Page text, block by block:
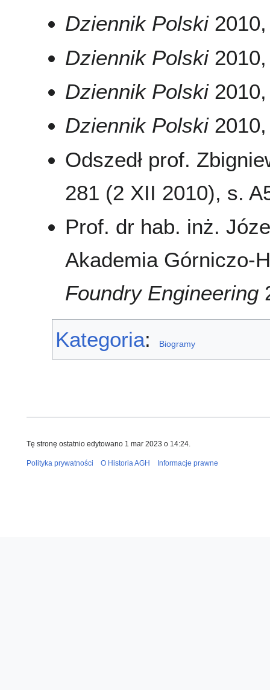
Dziennik Polski2010,
Dziennik Polski2010,
Dziennik Polski2010,
Dziennik Polski2010,
Odszedł prof.
281 (2 XII 2010), s.
Prof. dr hab. inż.
Akademia Górniczo-
Foundry Engineering
Kategoria: Biogramy
Tę stronę ostatnio edytowano 1 mar 2023 o 14:24.
Polityka prywatności O Historia AGH Informacje prawne